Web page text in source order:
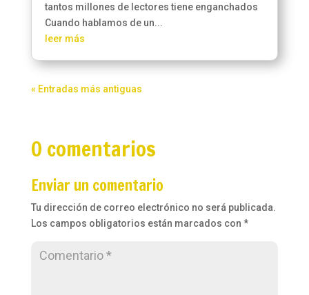
tantos millones de lectores tiene enganchados
Cuando hablamos de un...
leer más
« Entradas más antiguas
0 comentarios
Enviar un comentario
Tu dirección de correo electrónico no será publicada.
Los campos obligatorios están marcados con *